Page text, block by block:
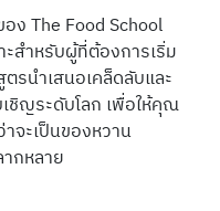
ง The Food School
สำหรับผู้ที่ต้องการเริ่ม
รนำเสนอเคล็ดลับและ
ชิญระดับโลก เพื่อให้คุณ
จะเป็นของหวาน
กหลาย